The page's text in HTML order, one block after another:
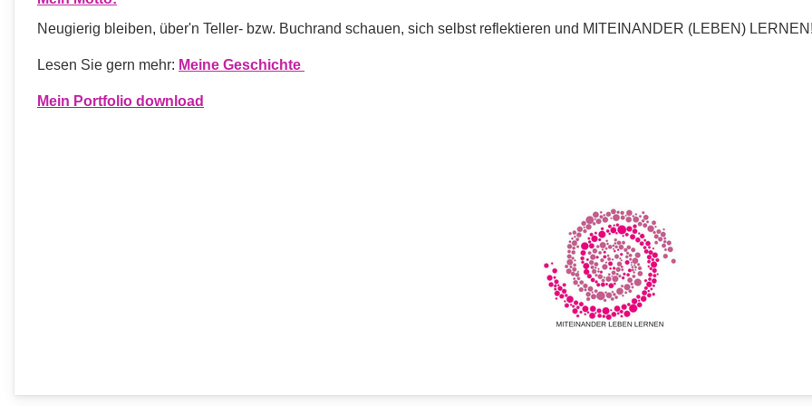
Neugierig bleiben, über'n Teller- bzw. Buchrand schauen, sich selbst reflektieren und MITEINANDER (LEBEN)
Lesen Sie gern mehr: Meine Geschichte
Mein Portfolio download